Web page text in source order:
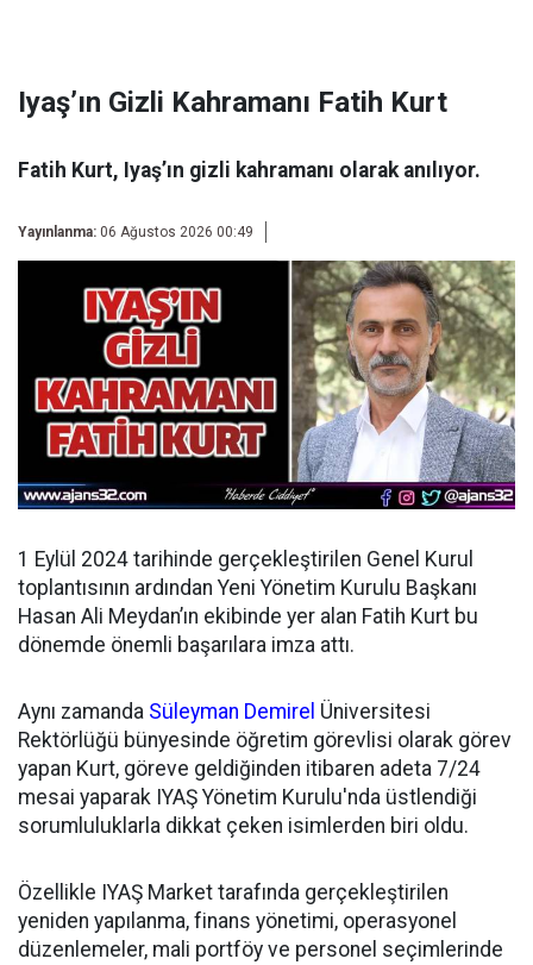
Iyaş’ın Gizli Kahramanı Fatih Kurt
Fatih Kurt, Iyaş’ın gizli kahramanı olarak anılıyor.
Yayınlanma: 06 Ağustos 2026 00:49
1 Eylül 2024 tarihinde gerçekleştirilen Genel Kurul
toplantısının ardından Yeni Yönetim Kurulu Başkanı
Hasan Ali Meydan’ın ekibinde yer alan Fatih Kurt bu
dönemde önemli başarılara imza attı.
Aynı zamanda Süleyman Demirel Üniversitesi
Rektörlüğü bünyesinde öğretim görevlisi olarak görev
yapan Kurt, göreve geldiğinden itibaren adeta 7/24
mesai yaparak IYAŞ Yönetim Kurulu'nda üstlendiği
sorumluluklarla dikkat çeken isimlerden biri oldu.
Özellikle IYAŞ Market tarafında gerçekleştirilen
yeniden yapılanma, finans yönetimi, operasyonel
düzenlemeler, mali portföy ve personel seçimlerinde